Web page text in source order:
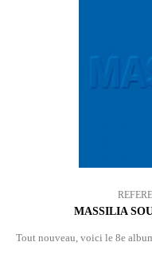
MASSILIA
Tout nouveau, voici le 8e